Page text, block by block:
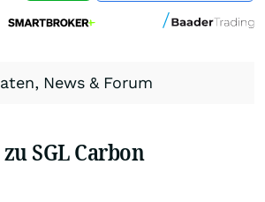
News & Forum
SGL Carbon